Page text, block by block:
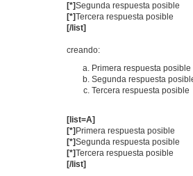
[*]Segunda respuesta posible
[*]Tercera respuesta posible
[/list]
creando:
Primera respuesta posible
Segunda respuesta
Tercera respuesta posible
[list=A]
[*] Primera respuesta posible
[*]Segunda respuesta posible
[*]Tercera respuesta posible
[/list]